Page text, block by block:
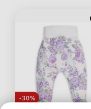
-30%